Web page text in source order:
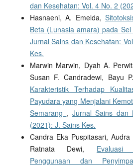
dan Kesehatan: Vol. 4 No. 2
Hasnaeni, A. Emelda,
Beta (Lunasia amara) pada
Jurnal Sains dan Kesehatan:
Kes.
Marwin Marwin, Dyah A.
Susan F. Candradewi, Bayu
Karakteristik Terhadap
Payudara yang Menjalani
Semarang , Jurnal Sains dan
(2021): J. Sains Kes.
Candra Eka Puspitasari,
Ratnata Dewi, Evaluasi
Penggunaan dan